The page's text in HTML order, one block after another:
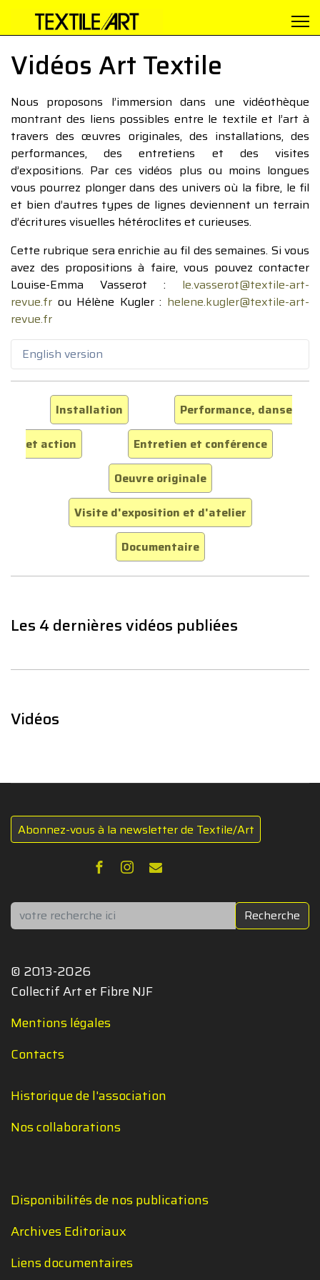
Vidéos Art Textile
Nous proposons l’immersion dans une vidéothèque
montrant des liens possibles entre le textile et l’art à
travers des œuvres originales, des installations, des
performances, des entretiens et des visites
d’expositions. Par ces vidéos plus ou moins longues
vous pourrez plonger dans des univers où la fibre, le fil
et bien d’autres types de lignes deviennent un terrain
d’écritures visuelles hétéroclites et curieuses.
Cette rubrique sera enrichie au fil des semaines. Si vous
avez des propositions à faire, vous pouvez contacter
Louise-Emma Vasserot : le.vasserot@textile-art-
revue.fr ou Hélène Kugler : helene.kugler@textile-art-
revue.fr
English version
Installation
Performance, danse
et action
Entretien et conférence
Oeuvre originale
Visite d'exposition et d'atelier
Documentaire
Les 4 dernières vidéos publiées
Vidéos
Abonnez-vous à la newsletter de Textile/Art
Rechercher Recherche
© 2013-2026
Collectif Art et Fibre NJF
Mentions légales
Contacts
Historique de l'association
Nos collaborations
Disponibilités de nos publications
Archives Editoriaux
Liens documentaires